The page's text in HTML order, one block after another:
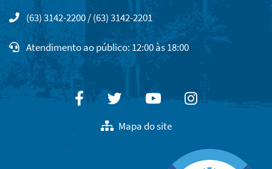
(63) 3142-2200 / (63) 3142-2201
Atendimento ao público: 12:00 às 18:00
FacebookTwitterYoutubeInstagram
Mapa do site